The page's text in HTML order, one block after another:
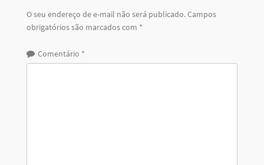
O seu endereço de e-mail não será publicado.Campos
obrigatórios são marcados com *
Comentário *